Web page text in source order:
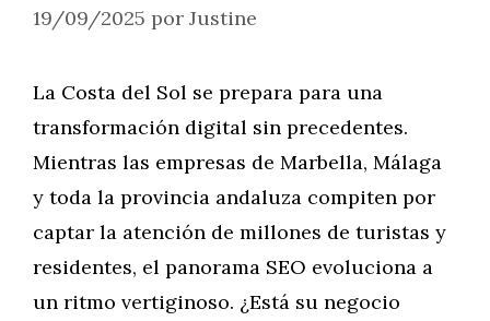
19/09/2025 por Justine
La Costa del Sol se prepara para una
transformación digital sin precedentes.
Mientras las empresas de Marbella, Málaga
y toda la provincia andaluza compiten por
captar la atención de millones de turistas y
residentes, el panorama SEO evoluciona a
un ritmo vertiginoso. ¿Está su negocio